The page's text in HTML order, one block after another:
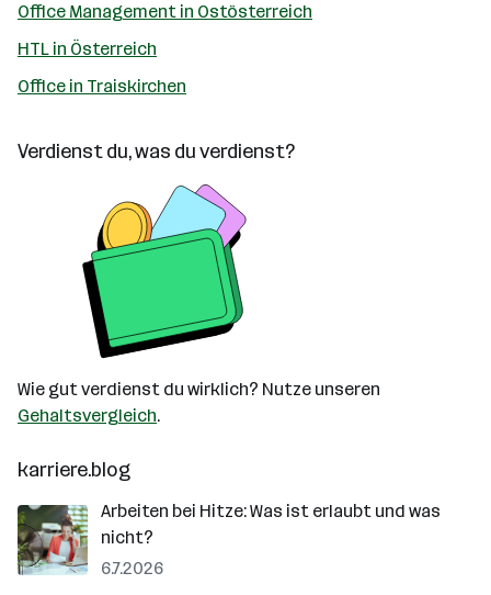
Office Management in Ostösterreich
HTL in Österreich
Office in Traiskirchen
Verdienst du, was du verdienst?
Wie gut verdienst du wirklich? Nutze unseren
Gehaltsvergleich.
karriere.blog
Arbeiten bei Hitze: Was ist erlaubt und was
nicht?
6.7.2026